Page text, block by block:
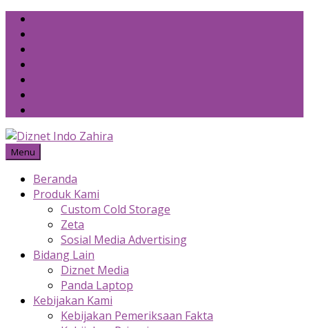
Skip
content
Menu
Beranda
Produk Kami
Custom Cold Storage
Zeta
Sosial Media Advertising
Bidang Lain
Diznet Media
Panda Laptop
Kebijakan Kami
Kebijakan Pemeriksaan Fakta